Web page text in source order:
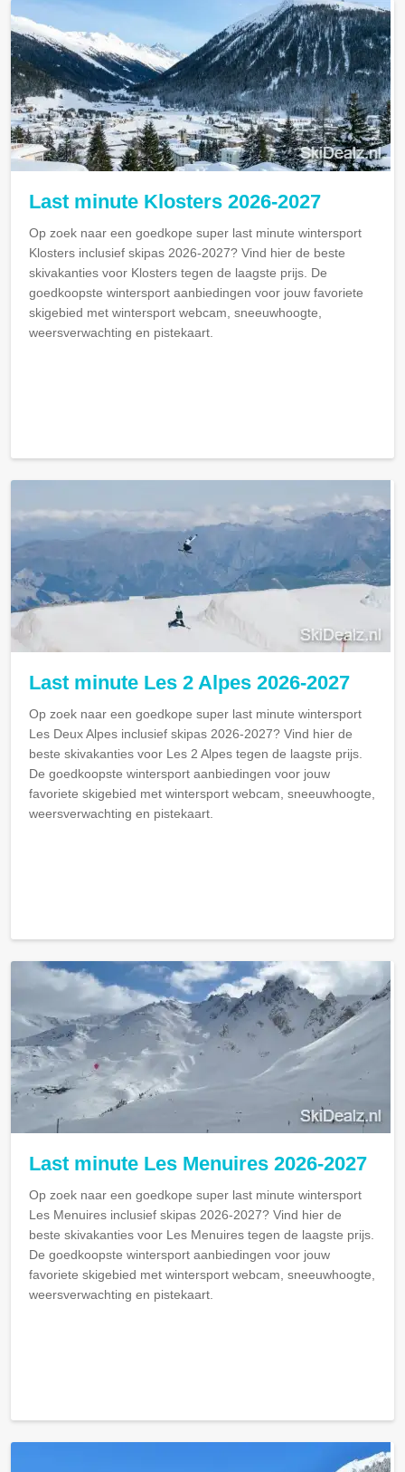
Last minute Klosters 2026-2027
Op zoek naar een goedkope super last minute wintersport
Klosters inclusief skipas 2026-2027? Vind hier de beste
skivakanties voor Klosters tegen de laagste prijs. De
goedkoopste wintersport aanbiedingen voor jouw favoriete
skigebied met wintersport webcam, sneeuwhoogte,
weersverwachting en pistekaart.
Last minute Les 2 Alpes 2026-2027
Op zoek naar een goedkope super last minute wintersport
Les Deux Alpes inclusief skipas 2026-2027? Vind hier de
beste skivakanties voor Les 2 Alpes tegen de laagste prijs.
De goedkoopste wintersport aanbiedingen voor jouw
favoriete skigebied met wintersport webcam, sneeuwhoogte,
weersverwachting en pistekaart.
Last minute Les Menuires 2026-2027
Op zoek naar een goedkope super last minute wintersport
Les Menuires inclusief skipas 2026-2027? Vind hier de
beste skivakanties voor Les Menuires tegen de laagste prijs.
De goedkoopste wintersport aanbiedingen voor jouw
favoriete skigebied met wintersport webcam, sneeuwhoogte,
weersverwachting en pistekaart.